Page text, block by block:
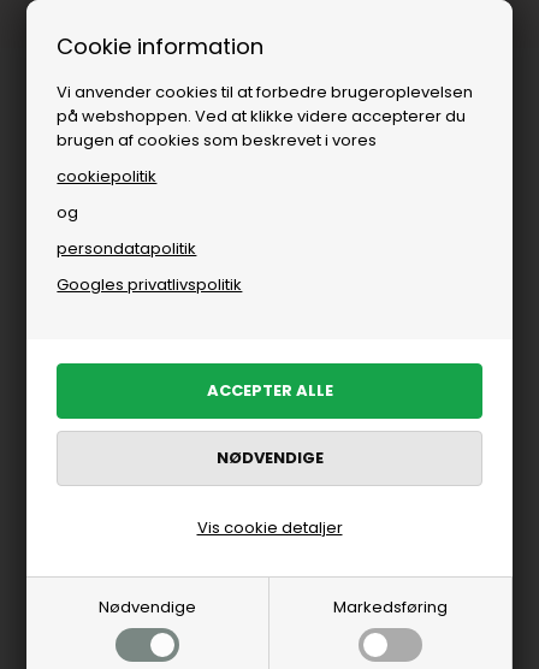
Cookie information
Vi anvender cookies til at forbedre brugeroplevelsen
på webshoppen. Ved at klikke videre accepterer du
brugen af cookies som beskrevet i vores
cookiepolitik
og
persondatapolitik
Googles privatlivspolitik
Nødvendige Markedsføring
Vis cookie detaljer
-70%